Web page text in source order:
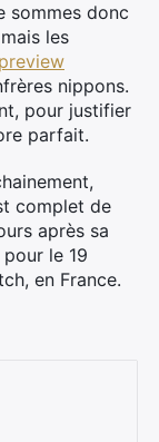
sommes donc
les
nippons.
pour justifier
parfait.
complet de
après sa
le 19
en France.